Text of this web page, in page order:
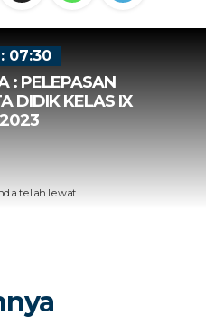
07:30
: PELEPASAN
DIDIK KELAS IX
telah lewat